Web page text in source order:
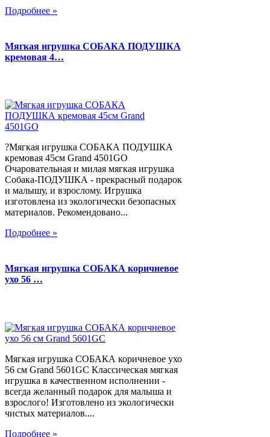
Подробнее »
Мягкая игрушка СОБАКА ПОДУШКА
кремовая 4…
?Мягкая игрушка СОБАКА ПОДУШКА
кремовая 45см Grand 4501GO
Очаровательная и милая мягкая игрушка
Собака-ПОДУШКА - прекрасный подарок
и малышу, и взрослому. Игрушка
изготовлена из экологически безопасных
материалов. Рекомендовано...
Подробнее »
Мягкая игрушка СОБАКА коричневое
ухо 56 …
Мягкая игрушка СОБАКА коричневое ухо
56 см Grand 5601GC Классическая мягкая
игрушка в качественном исполнении -
всегда желанный подарок для малыша и
взрослого! Изготовлено из экологически
чистых материалов....
Подробнее »